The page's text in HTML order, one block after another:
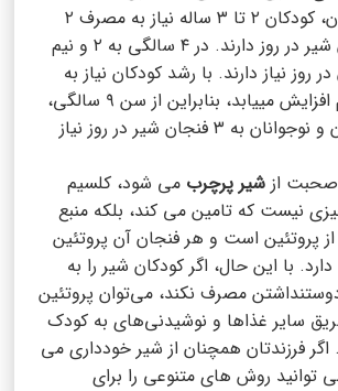
پزشکان، کودکان ۲ تا ۳ ساله نیاز به مصرف ۲
فنجان شیر در روز دارند. در ۴ سالگی به ۲ و نیم
روز نیاز دارند. با رشد کودکان نیاز به
کلسیم افزایش می‎یابد، بنابراین از سن ۹ سالگی،
کودکان و نوجوانان به ۳ فنجان شیر در روز نیاز
صحبت ازشیر پرچرب می شود، کلسیم
نیست که تامین می کند، بلکه منبع
پروتئین است و هر فنجان آن پروتئین
دارد. با این حال، اگر کودکان شیر را به
دلیل دوست‎نداشتن مصرف نکند، می‌توان پروتئین
سایر غذاها و نوشیدنی‌های به کودک
اگر فرزندتان همچنان از شیر خودداری می
توانید روش های متنوعی را برای